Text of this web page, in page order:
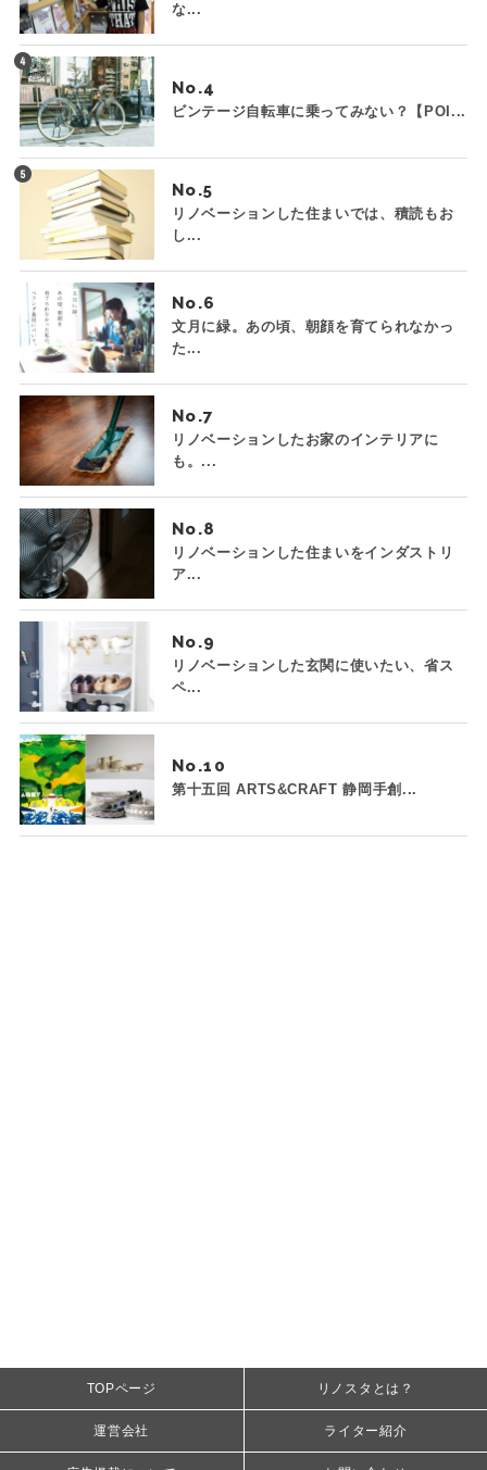
な...
No.
ビンテージ自転車に乗ってみない？【POI...
No.
リノベーションした住まいでは、積読もお
し...
No.
文月に緑。あの頃、朝顔を育てられなかっ
た...
No.
リノベーションしたお家のインテリアに
も。...
No.
リノベーションした住まいをインダストリ
ア...
No.
リノベーションした玄関に使いたい、省ス
ペ...
No.
第十五回 ARTS&CRAFT 静岡手創...
TOPページ リノスタとは？
運営会社 ライター紹介